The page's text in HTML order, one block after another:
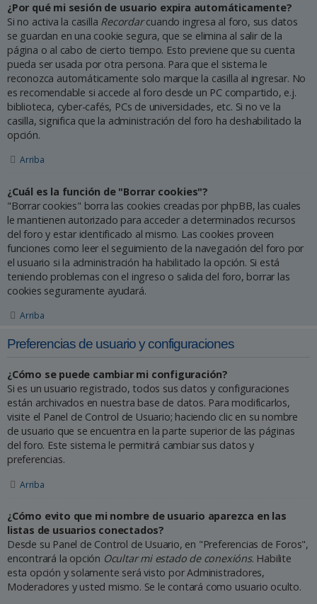
¿Por qué mi sesión de usuario expira automáticamente?
Si no activa la casilla Recordarcuando ingresa al foro, sus datos
se guardan en una cookie segura, que se elimina al salir de la
página o al cabo de cierto tiempo. Esto previene que su cuenta
pueda ser usada por otra persona. Para que el sistema le
reconozca automáticamente solo marque la casilla al ingresar. No
es recomendable si accede al foro desde un PC compartido, e.j.
biblioteca, cyber-cafés, PCs de universidades, etc. Si no ve la
casilla, significa que la administración del foro ha deshabilitado la
opción.
Arriba
¿Cuál es la función de "Borrar cookies"?
"Borrar cookies" borra las cookies creadas por phpBB, las cuales
le mantienen autorizado para acceder a determinados recursos
del foro y estar identificado al mismo. Las cookies proveen
funciones como leer el seguimiento de la navegación del foro por
el usuario si la administración ha habilitado la opción. Si está
teniendo problemas con el ingreso o salida del foro, borrar las
cookies seguramente ayudará.
Arriba
Preferencias de usuario y configuraciones
¿Cómo se puede cambiar mi configuración?
Si es un usuario registrado, todos sus datos y configuraciones
están archivados en nuestra base de datos. Para modificarlos,
visite el Panel de Control de Usuario; haciendo clic en su nombre
de usuario que se encuentra en la parte superior de las páginas
del foro. Este sistema le permitirá cambiar sus datos y
preferencias.
Arriba
¿Cómo evito que mi nombre de usuario aparezca en las
listas de usuarios conectados?
Desde su Panel de Control de Usuario, en "Preferencias de Foros",
encontrará la opción Ocultar mi estado de conexións. Habilite
esta opción y solamente será visto por Administradores,
Moderadores y usted mismo. Se le contará como usuario oculto.